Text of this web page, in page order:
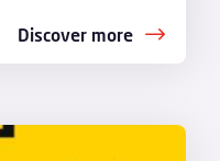
Discover more